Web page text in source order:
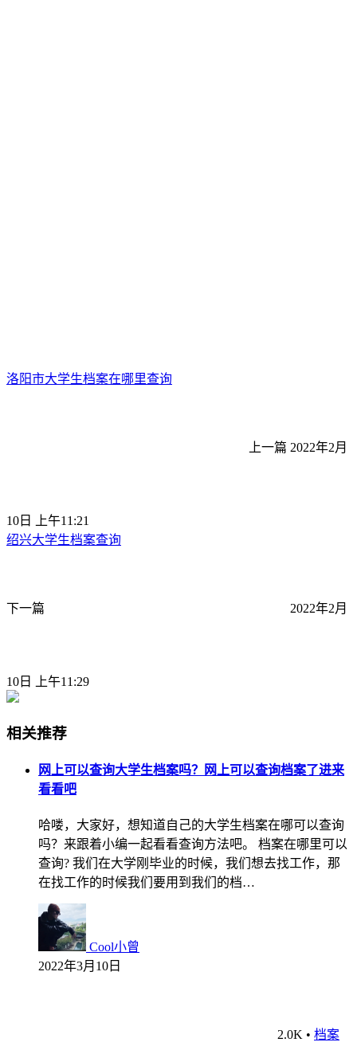
洛阳市大学生档案在哪里查询
上一篇 2022年2月
10日 上午11:21
绍兴大学生档案查询
下一篇 2022年2月
10日 上午11:29
相关推荐
网上可以查询大学生档案吗？网上可以查询档案了进来
看看吧
哈喽，大家好，想知道自己的大学生档案在哪可以查询
吗？来跟着小编一起看看查询方法吧。 档案在哪里可以
查询? 我们在大学刚毕业的时候，我们想去找工作，那
在找工作的时候我们要用到我们的档…
Cool小曾
2022年3月10日
2.0K • 档案